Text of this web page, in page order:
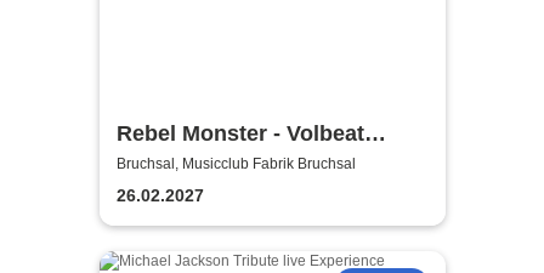
Rebel Monster - Volbeat
Tribute
Bruchsal, Musicclub Fabrik Bruchsal
26.02.2027